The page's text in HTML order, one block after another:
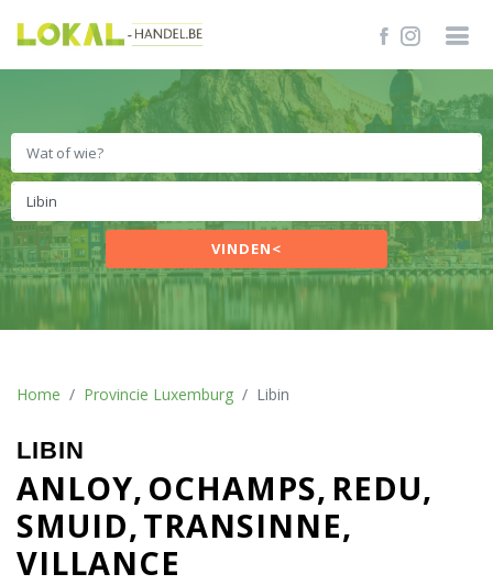
VINDEN<
Home Provincie Luxemburg Libin
LIBIN
ANLOY OCHAMPS REDU
SMUID TRANSINNE
VILLANCE